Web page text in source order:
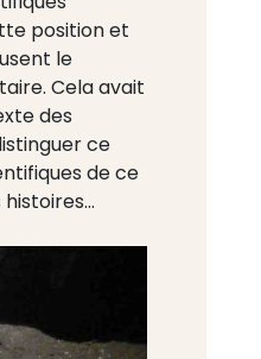
position et
le
Cela avait
des
ce
de ce